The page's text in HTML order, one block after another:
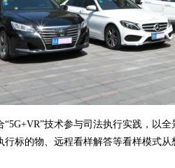
技术参与司法执行实践，以全
标的物、远程看样解答等看样模式